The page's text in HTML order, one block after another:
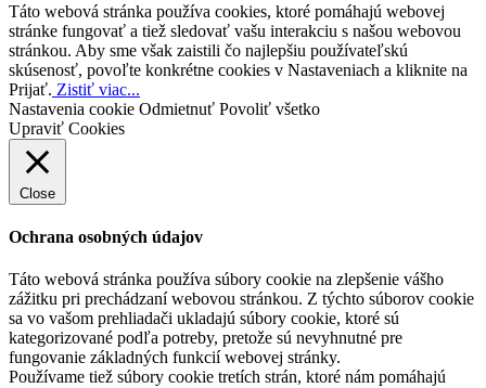
Táto webová stránka používa cookies, ktoré pomáhajú webovej
stránke fungovať a tiež sledovať vašu interakciu s našou webovou
stránkou. Aby sme však zaistili čo najlepšiu používateľskú
skúsenosť, povoľte konkrétne cookies v Nastaveniach a kliknite na
Prijať. Zistiť viac...
Nastavenia cookie Odmietnuť Povoliť všetko
Upraviť Cookies
Close
Ochrana osobných údajov
Táto webová stránka používa súbory cookie na zlepšenie vášho
zážitku pri prechádzaní webovou stránkou. Z týchto súborov cookie
sa vo vašom prehliadači ukladajú súbory cookie, ktoré sú
kategorizované podľa potreby, pretože sú nevyhnutné pre
fungovanie základných funkcií webovej stránky.
Používame tiež súbory cookie tretích strán, ktoré nám pomáhajú